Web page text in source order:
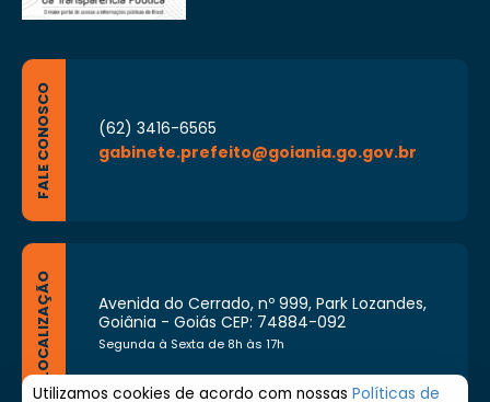
FALE CONOSCO
(62) 3416-6565
gabinete.prefeito@goiania.go.gov.br
LOCALIZAÇÃO
Avenida do Cerrado, nº 999, Park Lozandes,
Goiânia - Goiás CEP: 74884-092
Segunda à Sexta de 8h às 17h
Utilizamos cookies de acordo com nossas Políticas de